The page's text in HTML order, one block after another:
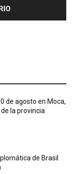
de agosto en Moca,
la provincia
de Brasil